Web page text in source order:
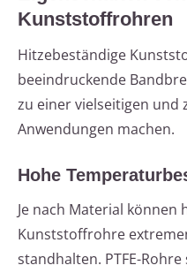
Kunststoffrohren
Hitzebeständige
beeindruckende
zu einer vielseitigen und
Anwendungen machen.
Hohe
Je nach Material können
Kunststoffrohre
standhalten. PTFE-